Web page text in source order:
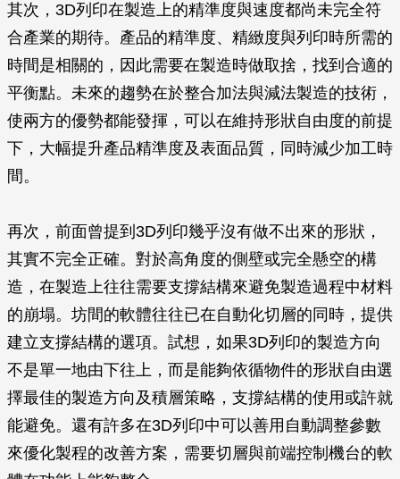
其次，3D列印在製造上的精準度與速度都尚未完全符
合產業的期待。產品的精準度、精緻度與列印時所需的
時間是相關的，因此需要在製造時做取捨，找到合適的
平衡點。未來的趨勢在於整合加法與減法製造的技術，
使兩方的優勢都能發揮，可以在維持形狀自由度的前提
下，大幅提升產品精準度及表面品質，同時減少加工時
間。
再次，前面曾提到3D列印幾乎沒有做不出來的形狀，
其實不完全正確。對於高角度的側壁或完全懸空的構
造，在製造上往往需要支撐結構來避免製造過程中材料
的崩塌。坊間的軟體往往已在自動化切層的同時，提供
建立支撐結構的選項。試想，如果3D列印的製造方向
不是單一地由下往上，而是能夠依循物件的形狀自由選
擇最佳的製造方向及積層策略，支撐結構的使用或許就
能避免。還有許多在3D列印中可以善用自動調整參數
來優化製程的改善方案，需要切層與前端控制機台的軟